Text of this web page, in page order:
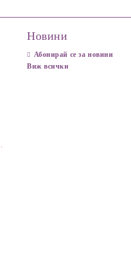
Новини
Абонирай се за новини
Виж всички